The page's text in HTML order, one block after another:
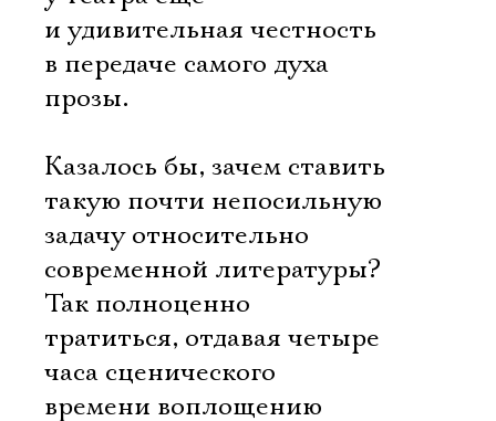
и удивительная честность
в передаче самого духа
прозы.
Казалось бы, зачем ставить
такую почти непосильную
задачу относительно
современной литературы?
Так полноценно
тратиться, отдавая четыре
часа сценического
времени воплощению